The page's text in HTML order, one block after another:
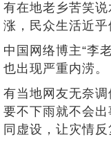
有在地老乡苦笑
涨，民众生活近乎
中国网络博主“李
也出现严重内涝。
有当地网友无奈
要不下雨就不会
同虚设，让灾情反